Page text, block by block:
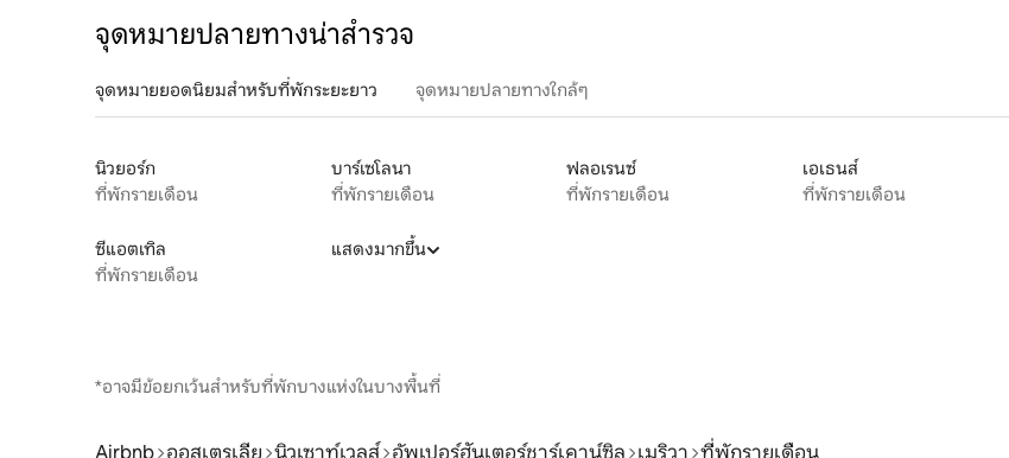
จุดหมายปลายทางน่าสำรวจ
จุดหมายยอดนิยมสำหรับที่พักระยะยาว จุดหมายปลายทางใกล้ๆ
นิวยอร์ก
ที่พักรายเดือน
บาร์เซโลนา
ที่พักรายเดือน
ฟลอเรนซ์
ที่พักรายเดือน
เอเธนส์
ที่พักรายเดือน
ซีแอตเทิล
ที่พักรายเดือน
แสดงมากขึ้น
*อาจมีข้อยกเว้นสำหรับที่พักบางแห่งในบางพื้นที่
Airbnb